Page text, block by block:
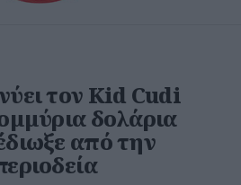
τον Kid Cudi
δολάρια
από την